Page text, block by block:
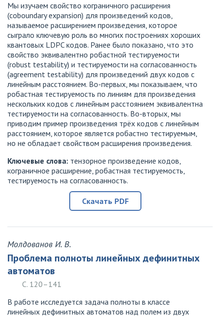
Мы изучаем свойство кограничного расширения
(coboundary expansion) для произведений кодов,
называемое расширением произведения, которое
сыграло ключевую роль во многих построениях хороших
квантовых LDPC кодов. Ранее было показано, что это
свойство эквивалентно робастной тестируемости
(robust testability) и тестируемости на согласованность
(agreement testability) для произведений двух кодов с
линейным расстоянием. Во-первых, мы показываем, что
робастная тестируемость по линиям для произведения
нескольких кодов с линейным расстоянием эквивалентна
тестируемости на согласованность. Во-вторых, мы
приводим пример произведения трёх кодов с линейным
расстоянием, которое является робастно тестируемым,
но не обладает свойством расширения произведения.
Ключевые слова: тензорное произведение кодов,
кограничное расширение, робастная тестируемость,
тестируемость на согласованность.
Скачать PDF
Молдованов И. В.
Проблема полноты линейных дефинитных
автоматов
С. 120–141
В работе исследуется задача полноты в классе
линейных дефинитных автоматов над полем из двух